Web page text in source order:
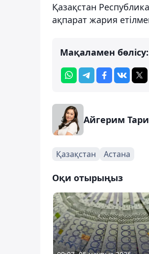
Қазақстан
ақпарат жария
Мақаламен бөлісу:
Айгерим
Қазақстан Астана
Оқи отырыңыз